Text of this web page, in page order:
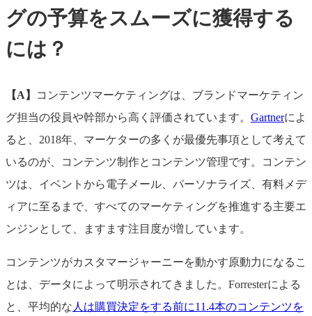
グの予算をスムーズに獲得する
には？
【A】
コンテンツマーケティングは、ブランドマーケティン
グ担当の役員や幹部から高く評価されています。 Gartnerによ
ると、2018年、マーケターの多くが最優先事項として考えて
いるのが、コンテンツ制作とコンテンツ管理です。コンテン
ツは、イベントから電子メール、パーソナライズ、有料メデ
ィアに至るまで、すべてのマーケティングを推進する主要エ
ンジンとして、ますます注目度が増しています。
コンテンツがカスタマージャーニーを動かす原動力になるこ
とは、データによって明示されてきました。Forresterによる
と、平均的な 人は購買決定をする前に11.4本のコンテンツを